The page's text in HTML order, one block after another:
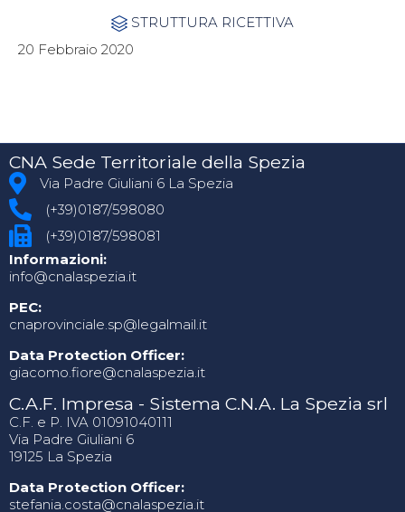
 Category
STRUTTURA RICETTIVA
20 Febbraio 2020
CNA Sede Territoriale della Spezia
Via Padre Giuliani 6 La Spezia
(+39)0187/598080
(+39)0187/598081
Informazioni:
info@cnalaspezia.it
PEC:
cnaprovinciale.sp@legalmail.it
Data Protection Officer:
giacomo.fiore@cnalaspezia.it
C.A.F. Impresa - Sistema C.N.A. La Spezia srl
C.F. e P. IVA 01091040111
Via Padre Giuliani 6
19125 La Spezia
Data Protection Officer:
stefania.costa@cnalaspezia.it